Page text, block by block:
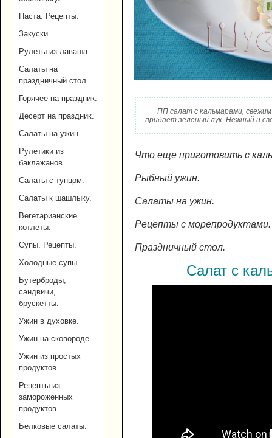
Паста. Рецепты.
Закуски.
Рулеты из лаваша.
Салаты на
праздничный стол.
Горячее на праздник.
Десерт на праздник.
Салаты на ужин.
Рулетики из
баклажанов.
Салаты с тунцом.
Салаты к шашлыку.
Вегетарианские
котлеты.
Супы. Рецепты.
Холодные супы.
Бутерброды,
сэндвичи,
брускетты.
Ужин в духовке.
Ужин на сковороде.
Ужин из простых
продуктов.
Рецепты из
замороженных
продуктов.
Белковые салаты.
ПП салат с кальмарами,
придает зеленый лук. Нежный и
Что еще приготовить с
Рыбный ужин.
Салаты на ужин.
Рецепты с морепродуктами.
Праздничный стол.
Салат с